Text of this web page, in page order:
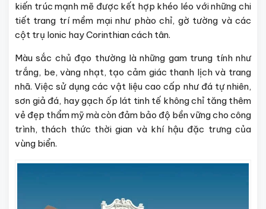
kiến trúc mạnh mẽ được kết hợp khéo léo với những chi
tiết trang trí mềm mại như phào chỉ, gờ tường và các
cột trụ Ionic hay Corinthian cách tân.
Màu sắc chủ đạo thường là những gam trung tính như
trắng, be, vàng nhạt, tạo cảm giác thanh lịch và trang
nhã. Việc sử dụng các vật liệu cao cấp như đá tự nhiên,
sơn giả đá, hay gạch ốp lát tinh tế không chỉ tăng thêm
vẻ đẹp thẩm mỹ mà còn đảm bảo độ bền vững cho công
trình, thách thức thời gian và khí hậu đặc trưng của
vùng biển.